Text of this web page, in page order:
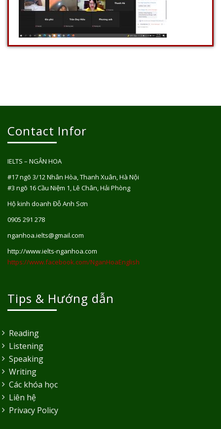
Contact Infor
IELTS – NGÂN HOA
#17 ngõ 3/12 Nhân Hòa, Thanh Xuân, Hà Nội
#3 ngõ 16 Cầu Niệm 1, Lê Chân, Hải Phòng
Hộ kinh doanh Đỗ Anh Sơn
0905 291 278
nganhoa.ielts@gmail.com
http://www.ielts-nganhoa.com
https://www.facebook.com/NganHoaEnglish
Tips & Hướng dẫn
Reading
Listening
Speaking
Writing
Các khóa học
Liên hệ
Privacy Policy